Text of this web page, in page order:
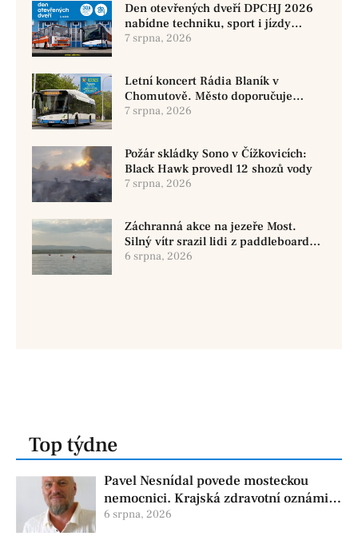
Den otevřených dveří DPCHJ 2026
nabídne techniku, sport i jízdy
historickými vozy
7 srpna, 2026
Letní koncert Rádia Blaník v
Chomutově. Město doporučuje
využít MHD
7 srpna, 2026
Požár skládky Sono v Čížkovicích:
Black Hawk provedl 12 shozů vody
7 srpna, 2026
Záchranná akce na jezeře Most.
Silný vítr srazil lidi z paddleboardů,
dvě osoby se pohřešují
6 srpna, 2026
Top týdne
Pavel Nesnídal povede mosteckou
nemocnici. Krajská zdravotní oznámila
změnu ve vedení
6 srpna, 2026